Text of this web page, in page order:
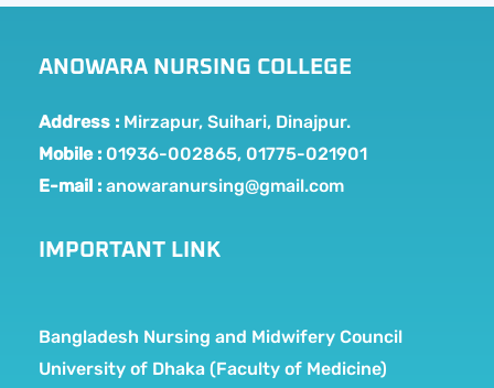
ANOWARA NURSING COLLEGE
Address : Mirzapur, Suihari, Dinajpur.
Mobile : 01936-002865, 01775-021901
E-mail : anowaranursing@gmail.com
IMPORTANT LINK
Bangladesh Nursing and Midwifery Council
University of Dhaka (Faculty of Medicine)